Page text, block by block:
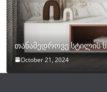
თანამედროვე სტილის
October 21, 2024